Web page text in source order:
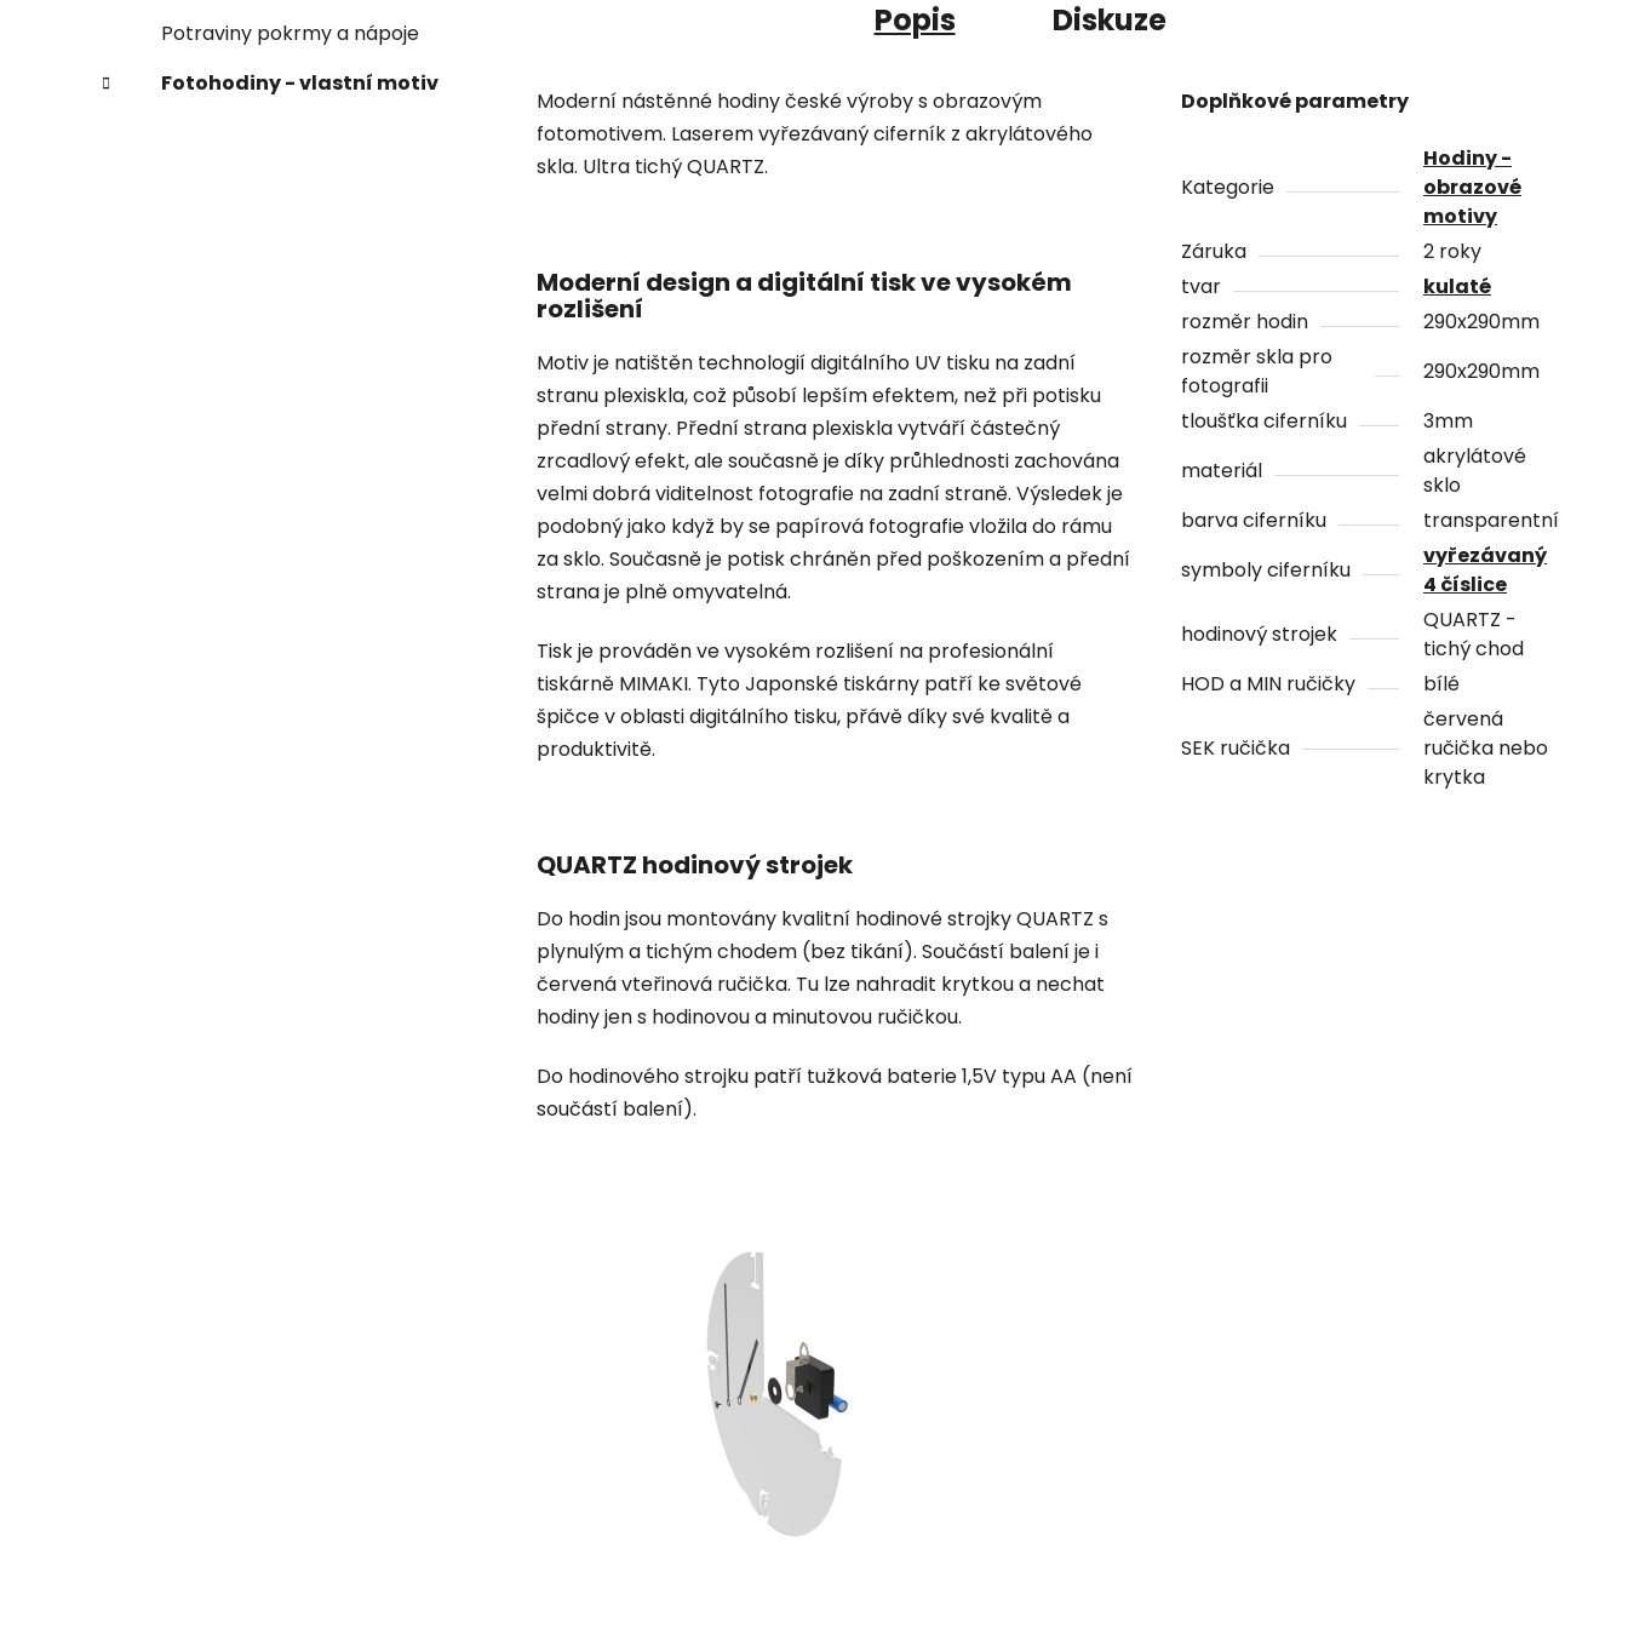
Potraviny pokrmy a nápoje
Fotohodiny - vlastní motiv
Popis Diskuze
Moderní nástěnné hodiny české výroby s obrazovým
fotomotivem. Laserem vyřezávaný ciferník z akrylátového
skla. Ultra tichý QUARTZ.
Moderní design a digitální tisk ve vysokém
rozlišení
Motiv je natištěn technologií digitálního UV tisku na zadní
stranu plexiskla, což působí lepším efektem, než při potisku
přední strany. Přední strana plexiskla vytváří částečný
zrcadlový efekt, ale současně je díky průhlednosti zachována
velmi dobrá viditelnost fotografie na zadní straně. Výsledek je
podobný jako když by se papírová fotografie vložila do rámu
za sklo. Současně je potisk chráněn před poškozením a přední
strana je plně omyvatelná.
Tisk je prováděn ve vysokém rozlišení na profesionální
tiskárně MIMAKI. Tyto Japonské tiskárny patří ke světové
špičce v oblasti digitálního tisku, přávě díky své kvalitě a
produktivitě.
QUARTZ hodinový strojek
Do hodin jsou montovány kvalitní hodinové strojky QUARTZ s
plynulým a tichým chodem (bez tikání). Součástí balení je i
červená vteřinová ručička. Tu lze nahradit krytkou a nechat
hodiny jen s hodinovou a minutovou ručičkou.
Do hodinového strojku patří tužková baterie 1,5V typu AA (není
součástí balení).
Doplňkové parametry
Kategorie
Hodiny -
obrazové
motivy
Záruka
2 roky
tvar
kulaté
rozměr hodin
290x290mm
rozměr skla pro
fotografii
290x290mm
tloušťka ciferníku
3mm
materiál
akrylátové
sklo
barva ciferníku
transparentní
symboly ciferníku
vyřezávaný
4 číslice
hodinový strojek
QUARTZ -
tichý chod
HOD a MIN ručičky
bílé
SEK ručička
červená
ručička nebo
krytka